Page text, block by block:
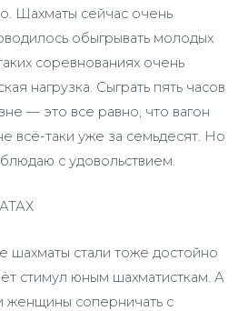
Шахматы сейчас очень
обыгрывать молодых
соревнованиях очень
нагрузка. Сыграть пять часов
— это все равно, что вагон
всё-таки уже за семьдесят. Но
с удовольствием.
шахматы стали тоже достойно
стимул юным шахматисткам. А
женщины соперничать с